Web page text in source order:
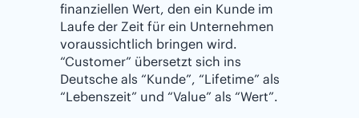
finanziellen Wert, den ein Kunde im
Laufe der Zeit für ein Unternehmen
voraussichtlich bringen wird.
“Customer” übersetzt sich ins
Deutsche als “Kunde”, “Lifetime” als
“Lebenszeit” und “Value” als “Wert”.